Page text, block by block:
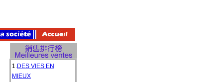
1.DES VIES EN
MIEUX